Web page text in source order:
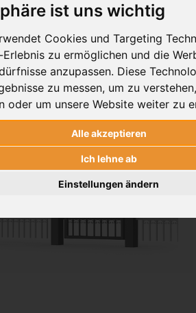
ist uns wichtig
Cookies und Targeting
zu ermöglichen und die
anzupassen. Diese
zu messen, um zu
oder um unsere Website weiter zu
Alle akzeptieren
Ich lehne ab
Einstellungen ändern